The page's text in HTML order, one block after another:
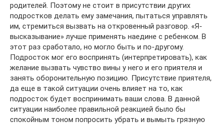
родителей. Поэтому не стоит в присутствии других
подростков делать ему замечания, пытаться управлять
им, стремиться вызвать на откровенный разговор. «Я-
высказывание» лучше применять наедине с ребенком. В
этот раз сработало, но могло быть и по-другому.
Подросток мог его воспринять (интерпретировать), как
желание вызвать чувство вины у него и его приятеля и
занять оборонительную позицию. Присутствие приятеля,
да еще в такой ситуации очень влияет на то, как
подросток будет воспринимать ваши слова. В данной
ситуации наиболее правильной реакцией было бы
спокойным тоном попросить убрать и вымыть грязную